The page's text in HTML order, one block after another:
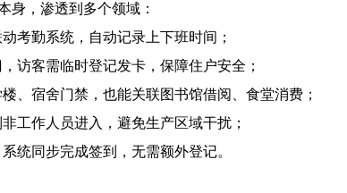
身，渗透到多个领域：
考勤系统，自动记录上下班时间；
访客需临时登记发卡，保障住户安全；
、宿舍门禁，也能关联图书馆借阅、食堂消费；
工作人员进入，避免生产区域干扰；
统同步完成签到，无需额外登记。